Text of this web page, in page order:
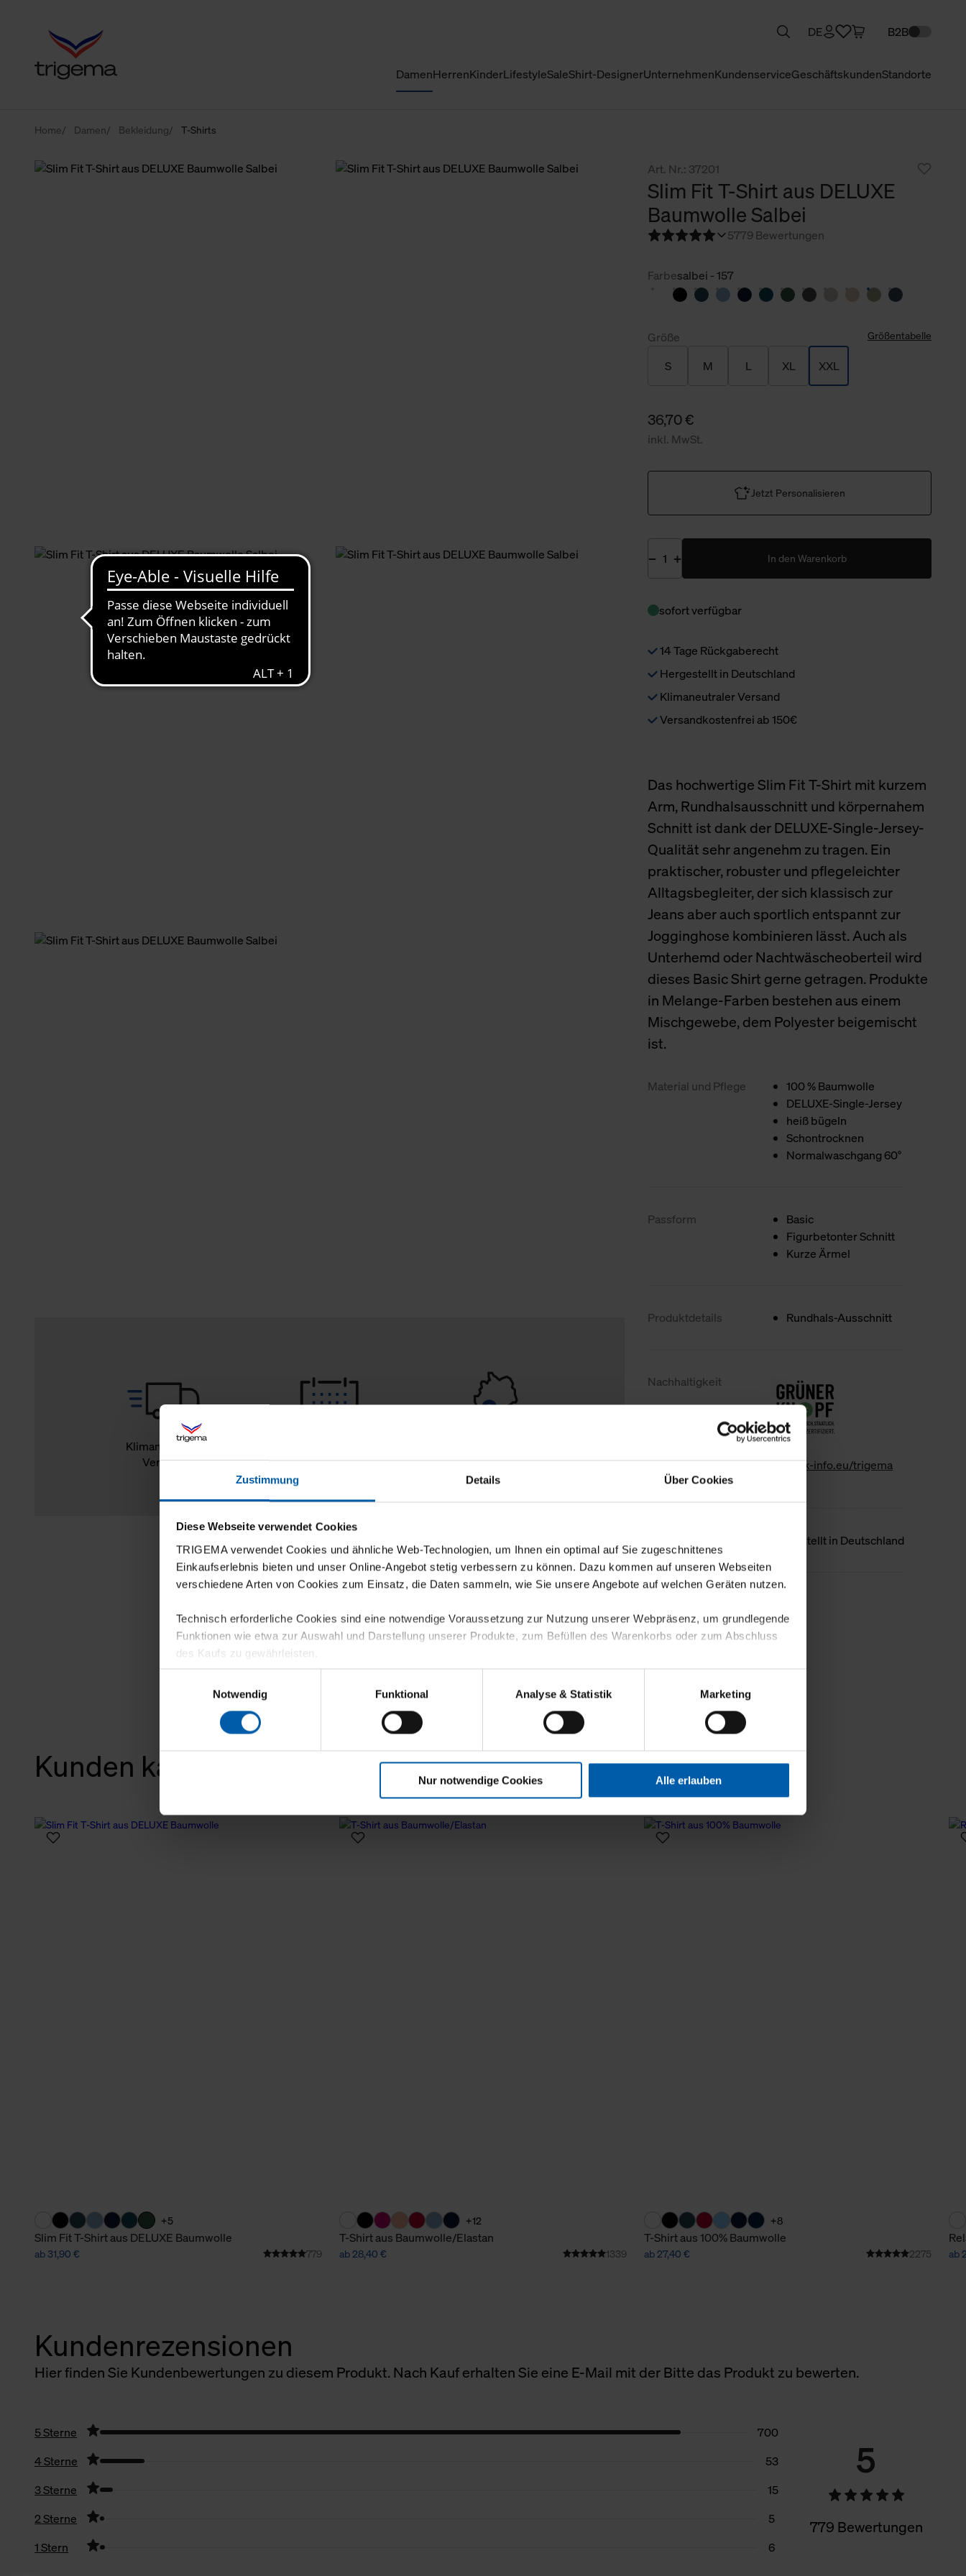
Zustimmung Details Über Cookies
Diese Webseite verwendet Cookies
TRIGEMA verwendet Cookies und ähnliche Web-Technologien, um Ihnen ein optimal auf Sie zugeschnittenes
Einkaufserlebnis bieten und unser Online-Angebot stetig verbessern zu können. Dazu kommen auf unseren Webseiten
verschiedene Arten von Cookies zum Einsatz, die Daten sammeln, wie Sie unsere Angebote auf welchen Geräten nutzen.
Technisch erforderliche Cookies sind eine notwendige Voraussetzung zur Nutzung unserer Webpräsenz, um grundlegende
Funktionen wie etwa zur Auswahl und Darstellung unserer Produkte, zum Befüllen des Warenkorbs oder zum Abschluss
des Kaufs zu gewährleisten.
Für die Darstellung personalisierter Angebote, Anzeigen und Inhalte aufgrund Ihres Nutzerverhaltens und Ihres Profils
sowie für Marketing-, Statistik- und Tracking-Zwecke zur Analyse und Optimierung unserer Webpräsenz speichern wir
personenbezogene Informationen. Diese übermitteln wir in anonymisierter Form an Dritte wie etwa unsere
Klicken Sie auf "Alle erlauben", damit wir alle Cookies und Web-Technologien für Ihr personalisiertes Einkaufserlebnis
verwenden dürfen. Über die jeweiligen Schaltflächen können Sie die Arten der Cookies selbst festlegen, die Sie erlauben
erlauben möchten, verwenden wir lediglich die erwähnten technisch erforderlichen Cookies.
Notwendig
Funktional Analyse & Statistik Marketing
Nur notwendige Cookies Alle erlauben
DamenHerrenKinderLifestyleSaleShirt-DesignerUnternehmenKundenserviceGeschäftskundenStandorte
DE B2B
Home Damen Bekleidung T-Shirts
Klimaneutraler
Versand
Rückgaberecht
Burladingen
Art. Nr.: 37201
Slim Fit T-Shirt aus DELUXE
Baumwolle Salbei
5779 Bewertungen
Farbesalbei - 157
Größe Größentabelle
S M L XL XXL
36,70 €
inkl. MwSt.
Jetzt Personalisieren
In den Warenkorb
sofort verfügbar
14 Tage Rückgaberecht
Hergestellt in Deutschland
Klimaneutraler Versand
Versandkostenfrei ab 150€
Das hochwertige Slim Fit T-Shirt mit kurzem
Arm, Rundhalsausschnitt und körpernahem
Schnitt ist dank der DELUXE-Single-Jersey-
Qualität sehr angenehm zu tragen. Ein
praktischer, robuster und pflegeleichter
Alltagsbegleiter, der sich klassisch zur
Jeans aber auch sportlich entspannt zur
Jogginghose kombinieren lässt. Auch als
Unterhemd oder Nachtwäscheoberteil wird
dieses Basic Shirt gerne getragen. Produkte
in Melange-Farben bestehen aus einem
Mischgewebe, dem Polyester beigemischt
ist.
Material und Pflege
100 % Baumwolle
DELUXE-Single-Jersey
heiß bügeln
Schontrocknen
Normalwaschgang 60°
Passform
Basic
Figurbetonter Schnitt
Kurze Ärmel
Produktdetails Rundhals-Ausschnitt
Nachhaltigkeit
www.gk-info.eu/trigema
Hergestellt in Deutschland
Kunden kauften auch
+5
Slim Fit T-Shirt aus DELUXE Baumwolle
ab 31,90 € 779
+12
T-Shirt aus Baumwolle/Elastan
ab 28,40 € 1339
+8
T-Shirt aus 100% Baumwolle
ab 27,40 € 2275 ab
Kundenrezensionen
Hier finden Sie Kundenbewertungen zu diesem Produkt. Nach Kauf erhalten Sie eine E-Mail mit der Bitte das Produkt zu bewerten.
5
779 Bewertungen
5 Sterne
700
4 Sterne
53
3 Sterne
15
2 Sterne
5
1 Stern
6